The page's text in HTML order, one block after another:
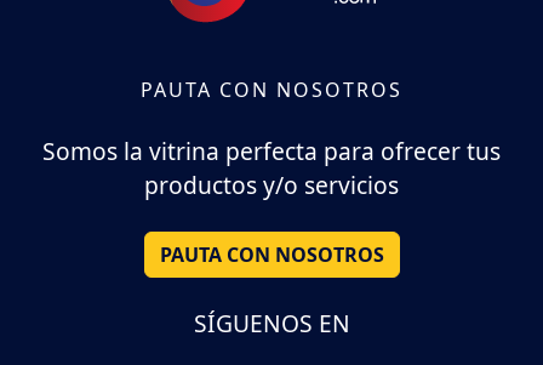
PAUTA CON NOSOTROS
Somos la vitrina perfecta para ofrecer tus
productos y/o servicios
PAUTA CON NOSOTROS
SÍGUENOS EN